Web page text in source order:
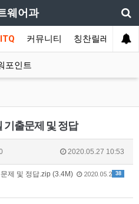
웨어과
ITQ 커뮤니티 칭찬릴레이
포인트
기출문제 및 정답
2020.05.27 10:53
38
제 및 정답.zip (3.4M)
2020.05.2